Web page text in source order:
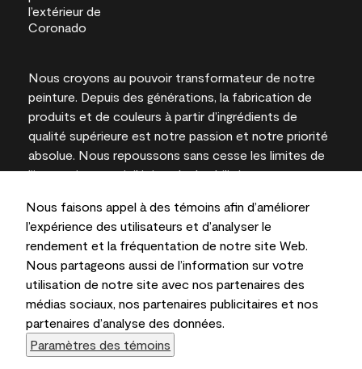
Nous faisons appel à des témoins afin d’améliorer
l’expérience des utilisateurs et d’analyser le
rendement et la fréquentation de notre site Web.
Nous partageons aussi de l’information sur votre
utilisation de notre site avec nos partenaires des
médias sociaux, nos partenaires publicitaires et nos
partenaires d’analyse des données.
Paramètres des témoins
Nous croyons au pouvoir transformateur de notre
peinture. Depuis des générations, la fabrication de
produits et de couleurs à partir d’ingrédients de
qualité supérieure est notre passion et notre priorité
absolue. Nous repoussons sans cesse les limites de
l’innovation et privilégions la durabilité pour
l’expertise locale.
Les couleurs représentées à l’écran et sur les
documents imprimés peuvent différer des couleurs
en contenant.